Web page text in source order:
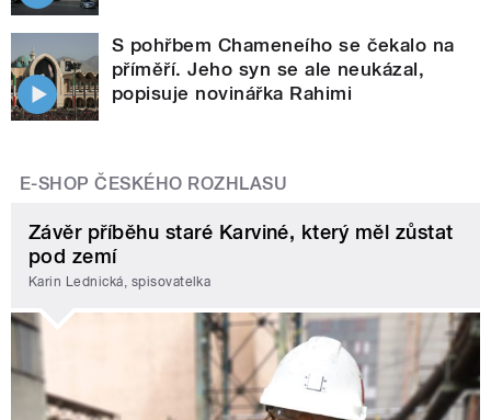
S pohřbem Chameneího se čekalo na
příměří. Jeho syn se ale neukázal,
popisuje novinářka Rahimi
E-SHOP ČESKÉHO ROZHLASU
Závěr příběhu staré Karviné, který měl zůstat
pod zemí
Karin Lednická, spisovatelka